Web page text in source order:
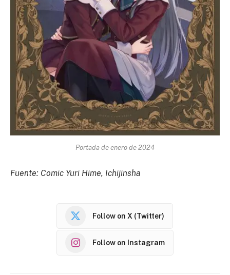
Portada de enero de 2024
Fuente: Comic Yuri Hime, Ichijinsha
Follow on X (Twitter)
Follow on Instagram